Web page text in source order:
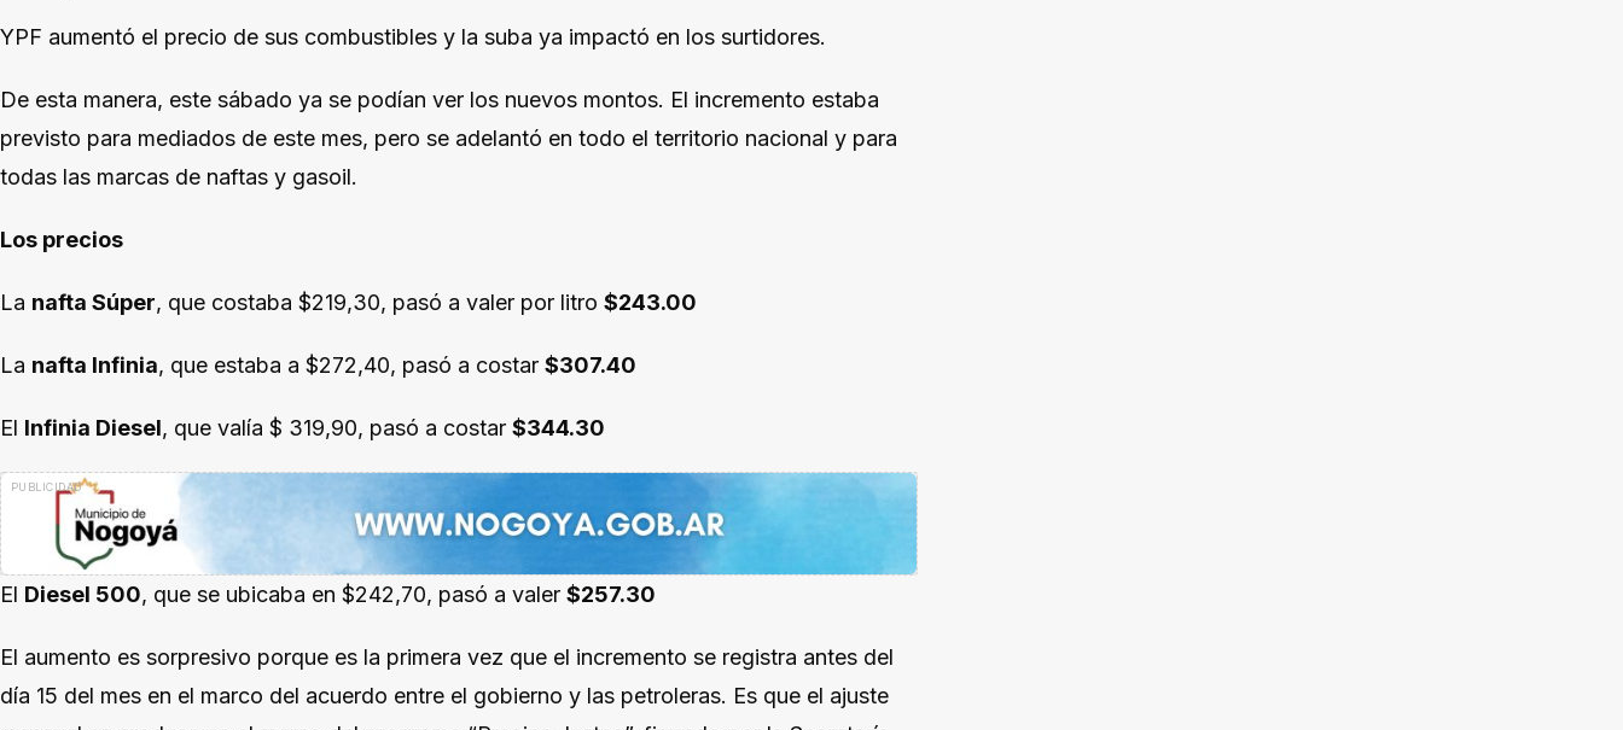
YPF aumentó el precio de sus combustibles y la suba ya impactó en los surtidores.
De esta manera, este sábado ya se podían ver los nuevos montos. El incremento estaba
previsto para mediados de este mes, pero se adelantó en todo el territorio nacional y para
todas las marcas de naftas y gasoil.
Los precios
La nafta Súper, que costaba $219,30, pasó a valer por litro $243.00
La nafta Infinia, que estaba a $272,40, pasó a costar $307.40
El Infinia Diesel, que valía $ 319,90, pasó a costar $344.30
El Diesel 500, que se ubicaba en $242,70, pasó a valer $257.30
El aumento es sorpresivo porque es la primera vez que el incremento se registra antes del
día 15 del mes en el marco del acuerdo entre el gobierno y las petroleras. Es que el ajuste